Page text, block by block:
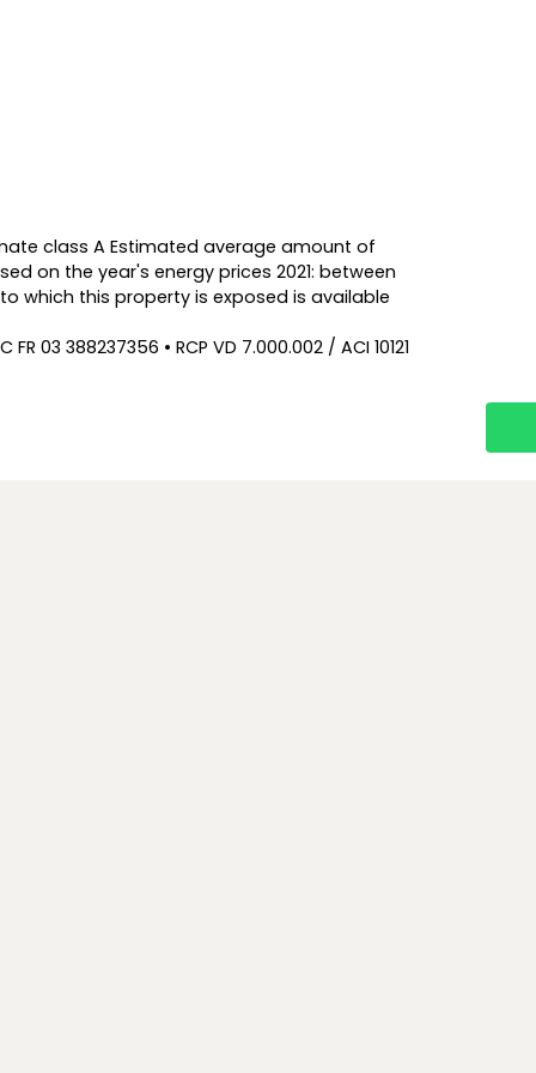
class A Estimated average amount of
on the year's energy prices 2021: between
which this property is exposed is available
03 388237356 • RCP VD 7.000.002 / ACI 10121